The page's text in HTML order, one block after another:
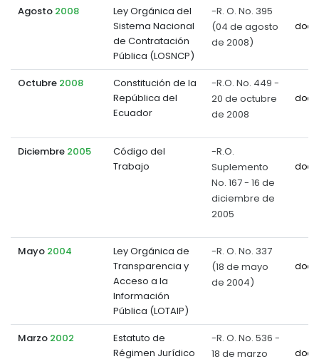
Agosto 2008
Ley Orgánica del
Sistema Nacional
de Contratación
Pública (LOSNCP)
-R. O. No. 395
(04 de agosto
de 2008)
Octubre 2008
Constitución de la
República del
Ecuador
-R.O. No. 449 -
20 de octubre
de 2008
Diciembre 2005
Código del
Trabajo
-R.O.
Suplemento
No. 167 - 16 de
diciembre de
2005
Mayo 2004
Ley Orgánica de
Transparencia y
Acceso a la
Información
Pública (LOTAIP)
-R. O. No. 337
(18 de mayo
de 2004)
Marzo 2002
Estatuto de
Régimen Jurídico
-R. O. No. 536 -
18 de marzo